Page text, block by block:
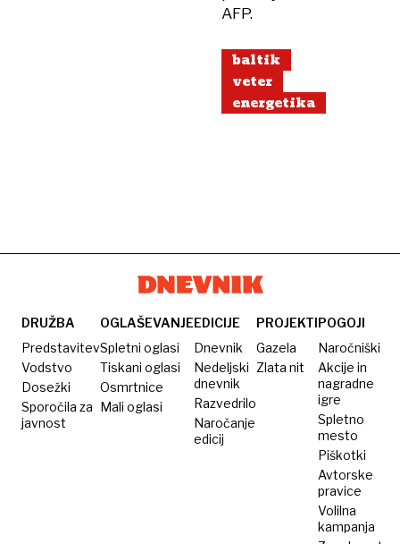
AFP.
baltik
veter
energetika
DRUŽBA
Predstavitev
Vodstvo
Dosežki
Sporočila za
javnost
OGLAŠEVANJE
Spletni oglasi
Tiskani oglasi
Osmrtnice
Mali oglasi
EDICIJE
Dnevnik
Nedeljski
dnevnik
Razvedrilo
Naročanje
edicij
PROJEKTI
Gazela
Zlata nit
POGOJI
Naročniški
Akcije in
nagradne
igre
Spletno
mesto
Piškotki
Avtorske
pravice
Volilna
kampanja